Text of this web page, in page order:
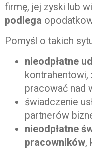
firmę, jej zyski lub
podlega
Pomyśl o takich
nieodpłatne
pracować nad
świadczenie
partnerów
nieodpłatne
pracowników,